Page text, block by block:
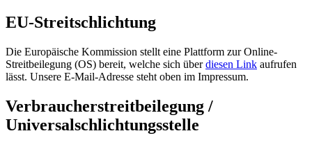
EU-Streitschlichtung
Die Europäische Kommission stellt eine Plattform zur Online-
Streitbeilegung (OS) bereit, welche sich überdiesen Link aufrufen
lässt. Unsere E-Mail-Adresse steht oben im Impressum.
Verbraucherstreitbeilegung /
Universalschlichtungsstelle